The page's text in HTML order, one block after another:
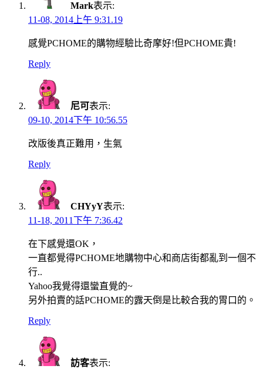
Mark表示:
11-08, 2014上午 9:31.19
感覺PCHOME的購物經驗比奇摩好!但PCHOME貴!
Reply
尼可表示:
09-10, 2014下午 10:56.55
改版後真正難用，生氣
Reply
CHYyY表示:
11-18, 2011下午 7:36.42
在下感覺還OK，
一直都覺得PCHOME地購物中心和商店街都亂到一個不
行..
Yahoo我覺得還蠻直覺的~
另外拍賣的話PCHOME的露天倒是比較合我的胃口的。
Reply
訪客表示: